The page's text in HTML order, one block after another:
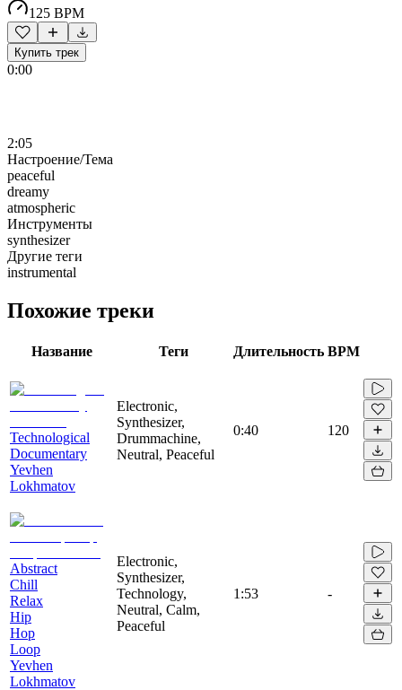
125 BPM
Купить трек
0:00
2:05
Настроение/Тема
peaceful
dreamy
atmospheric
Инструменты
synthesizer
Другие теги
instrumental
Похожие треки
Название Теги Длительность BPM
Technological
Documentary
Yevhen
Lokhmatov
Electronic,
Synthesizer,
Drummachine,
Neutral, Peaceful
0:40 120
Abstract
Chill
Relax
Hip
Hop
Loop
Yevhen
Lokhmatov
Electronic,
Synthesizer,
Technology,
Neutral, Calm,
Peaceful
1:53 -